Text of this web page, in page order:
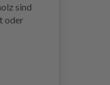
sind
oder